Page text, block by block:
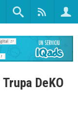
Trupa DeKO